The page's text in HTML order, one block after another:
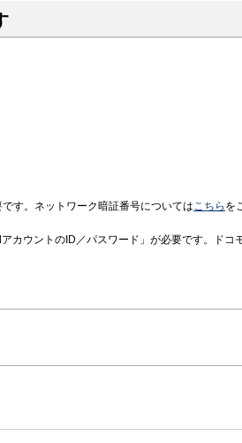
す。ネットワーク暗証番号についてはこちら を
カウントのID／パスワード」が必要です。ドコ